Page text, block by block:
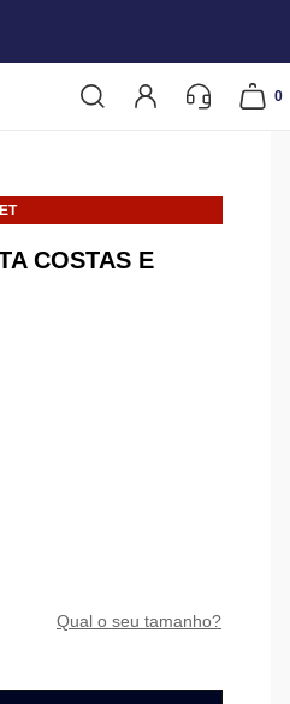
0
COSTAS E
qual o seu tamanho?